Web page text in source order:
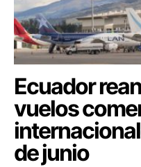
Ecuador
vuelos
de junio